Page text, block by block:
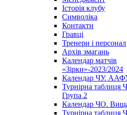
Історія клубу
Символіка
Контакти
Гравці
Тренери і персонал
Архів змагань
Календар матчів
«Зірки»-2023/2024
Календар ЧУ.
Турнірна
Група 2
Календар ЧО. Вища
Турнірна таблиця